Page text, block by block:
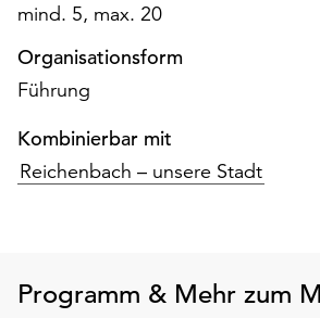
mind. 5, max. 20
Organisationsform
Führung
Kombinierbar mit
Reichenbach – unsere Stadt
Programm & Mehr zum